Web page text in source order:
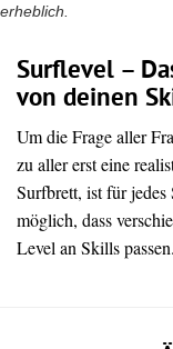
erheblich.
Surflevel –
von deinen
Um die Frage aller
zu aller erst eine
Surfbrett, ist für jedes
möglich, dass
Level an Skills passen.